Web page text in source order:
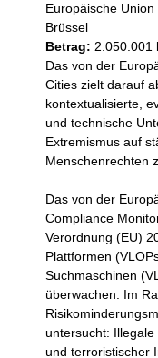
Europäische Union
Brüssel
Betrag: 2.050.001
Das von der
Cities zielt darauf
kontextualisierte,
und technische
Extremismus auf
Menschenrechten
Das von der
Compliance
Verordnung (EU)
Plattformen
Suchmaschinen
überwachen. Im
untersucht:
und terroristischer